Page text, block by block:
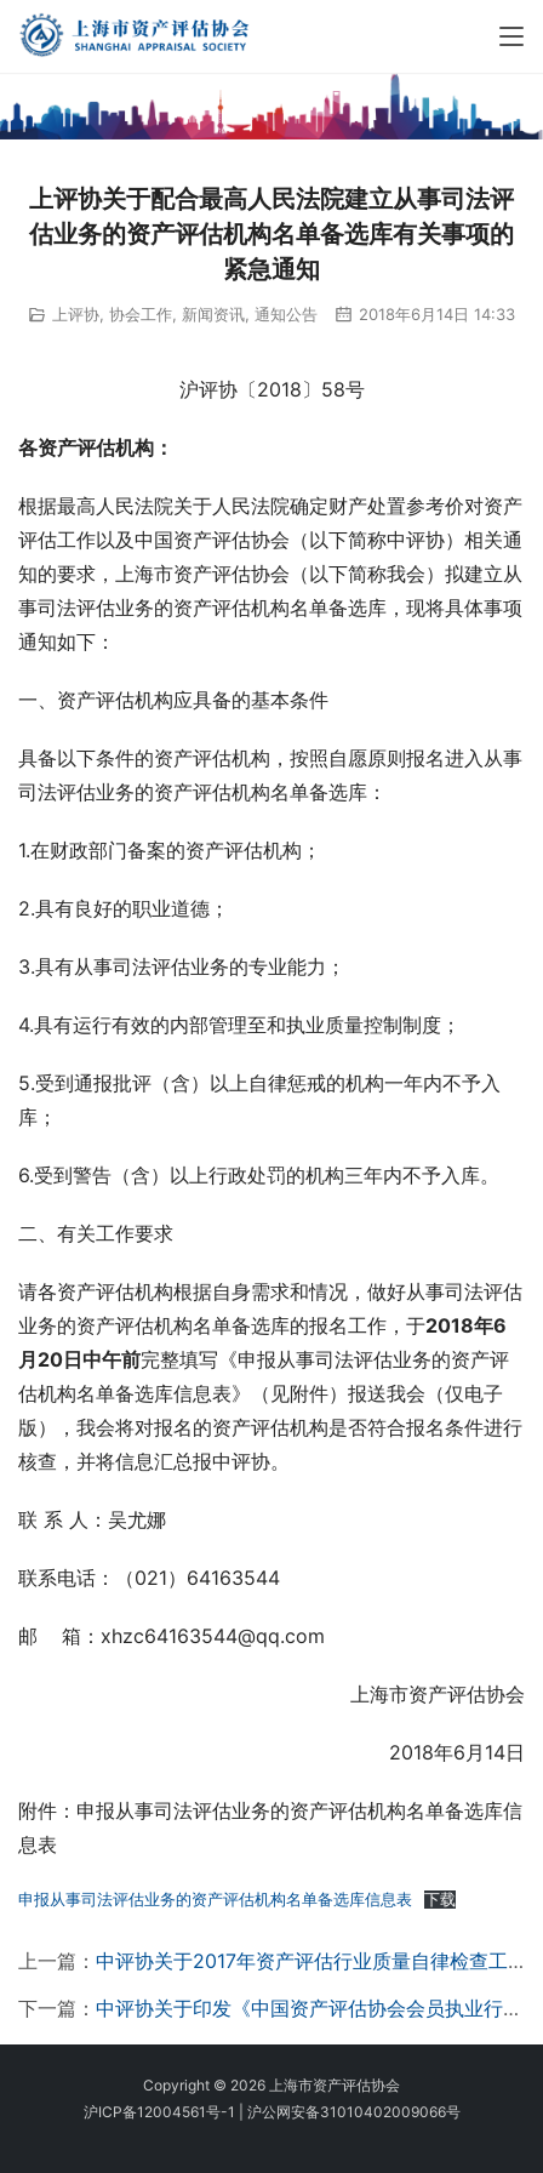
上评协关于配合最高人民法院建立从事司法评
估业务的资产评估机构名单备选库有关事项的
紧急通知
上评协 协会工作 新闻资讯 通知公告 2018年6月14日 14:33
沪评协〔2018〕58号
各资产评估机构：
根据最高人民法院关于人民法院确定财产处置参考价对资产
评估工作以及中国资产评估协会（以下简称中评协）相关通
知的要求，上海市资产评估协会（以下简称我会）拟建立从
事司法评估业务的资产评估机构名单备选库，现将具体事项
通知如下：
一、资产评估机构应具备的基本条件
具备以下条件的资产评估机构，按照自愿原则报名进入从事
司法评估业务的资产评估机构名单备选库：
1.在财政部门备案的资产评估机构；
2.具有良好的职业道德；
3.具有从事司法评估业务的专业能力；
4.具有运行有效的内部管理至和执业质量控制制度；
5.受到通报批评（含）以上自律惩戒的机构一年内不予入
库；
6.受到警告（含）以上行政处罚的机构三年内不予入库。
二、有关工作要求
请各资产评估机构根据自身需求和情况，做好从事司法评估
业务的资产评估机构名单备选库的报名工作，于2018年6
月20日中午前完整填写《申报从事司法评估业务的资产评
估机构名单备选库信息表》（见附件）报送我会（仅电子
版），我会将对报名的资产评估机构是否符合报名条件进行
核查，并将信息汇总报中评协。
联 系 人：吴尤娜
联系电话：（021）64163544
邮    箱：xhzc64163544@qq.com
上海市资产评估协会
2018年6月14日
附件：申报从事司法评估业务的资产评估机构名单备选库信
息表
申报从事司法评估业务的资产评估机构名单备选库信息表 下载
上一篇： 中评协关于2017年资产评估行业质量自律检查工作的情况通报
下一篇： 中评协关于印发《中国资产评估协会会员执业行为自律惩戒办法》的通知
Copyright © 2026 上海市资产评估协会
沪ICP备12004561号-1
沪公网安备31010402009066号